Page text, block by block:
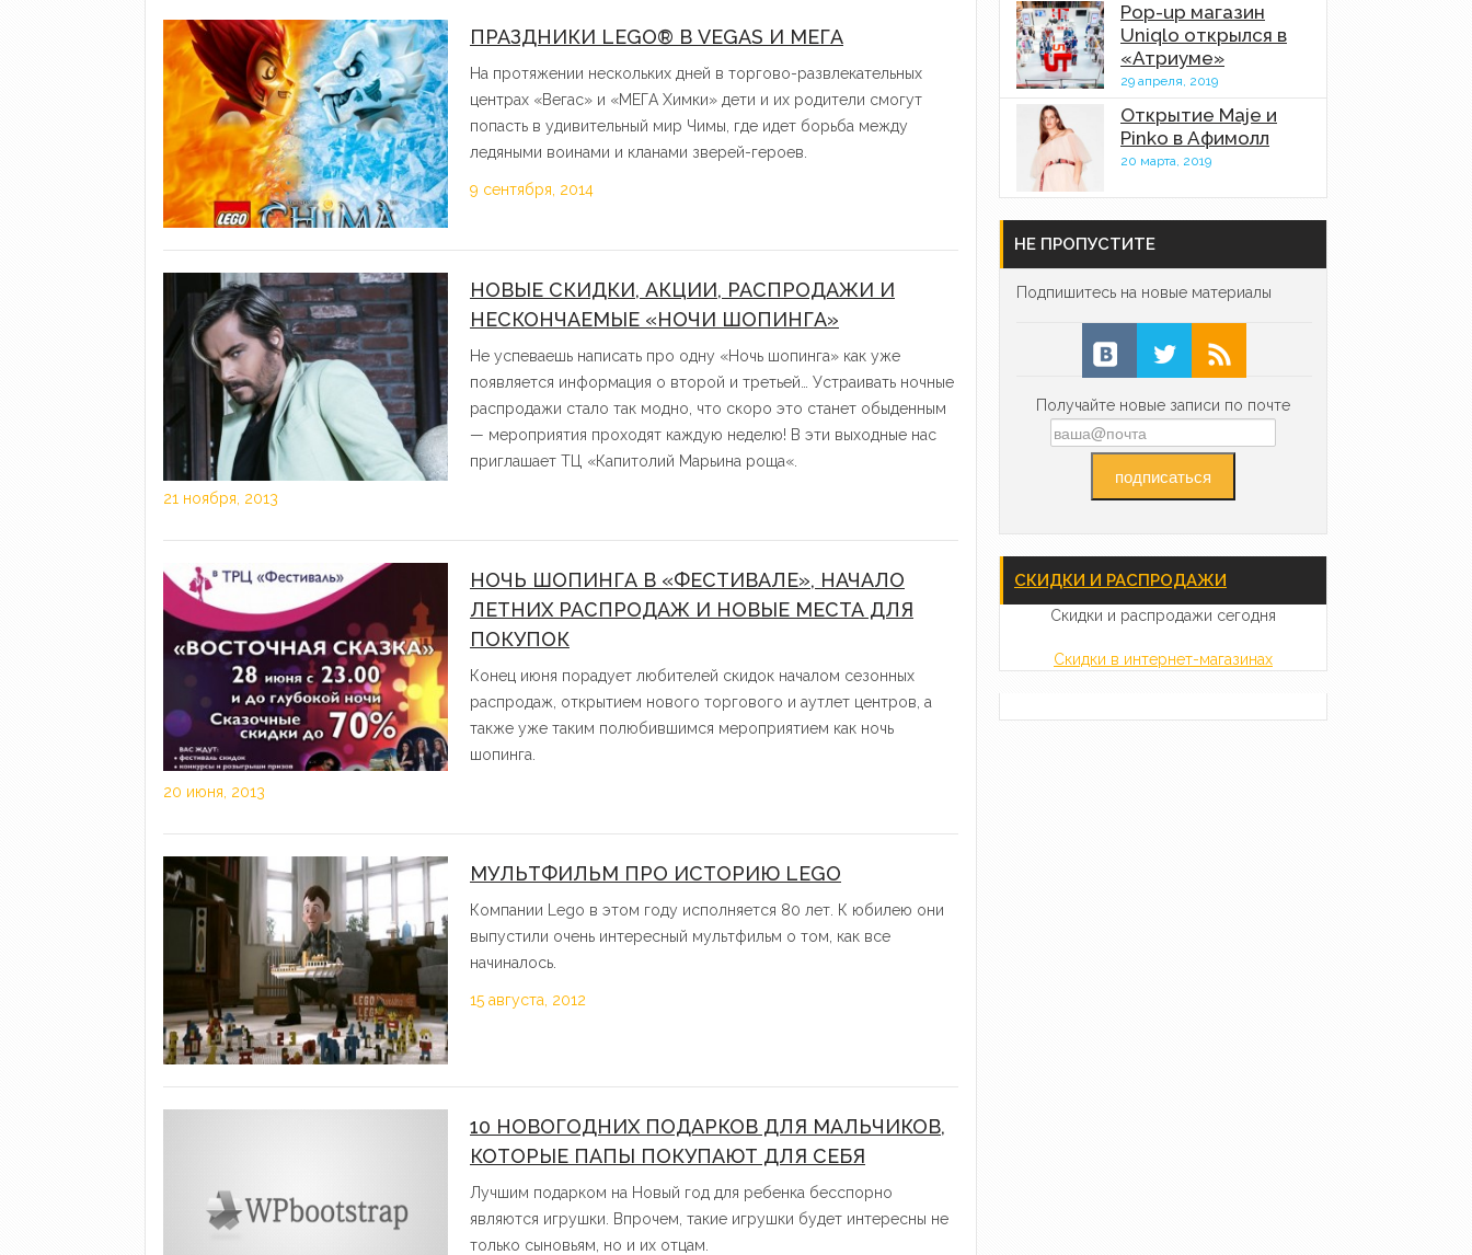
ПРАЗДНИКИ LEGO® В VEGAS И МЕГА
На протяжении нескольких дней в торгово-развлекательных
центрах «Вегас» и «МЕГА Химки» дети и их родители смогут
попасть в удивительный мир Чимы, где идет борьба между
ледяными воинами и кланами зверей-героев.
9 сентября, 2014
НОВЫЕ СКИДКИ, АКЦИИ, РАСПРОДАЖИ И
НЕСКОНЧАЕМЫЕ «НОЧИ ШОПИНГА»
Не успеваешь написать про одну «Ночь шопинга» как уже
появляется информация о второй и третьей… Устраивать ночные
распродажи стало так модно, что скоро это станет обыденным
— мероприятия проходят каждую неделю! В эти выходные нас
приглашает ТЦ «Капитолий Марьина роща«.
21 ноября, 2013
НОЧЬ ШОПИНГА В «ФЕСТИВАЛЕ», НАЧАЛО
ЛЕТНИХ РАСПРОДАЖ И НОВЫЕ МЕСТА ДЛЯ
ПОКУПОК
Конец июня порадует любителей скидок началом сезонных
распродаж, открытием нового торгового и аутлет центров, а
также уже таким полюбившимся мероприятием как ночь
шопинга.
20 июня, 2013
МУЛЬТФИЛЬМ ПРО ИСТОРИЮ LEGO
Компании Lego в этом году исполняется 80 лет. К юбилею они
выпустили очень интересный мультфильм о том, как все
начиналось.
15 августа, 2012
10 НОВОГОДНИХ ПОДАРКОВ ДЛЯ МАЛЬЧИКОВ,
КОТОРЫЕ ПАПЫ ПОКУПАЮТ ДЛЯ СЕБЯ
Лучшим подарком на Новый год для ребенка бесспорно
являются игрушки. Впрочем, такие игрушки будет интересны не
только сыновьям, но и их отцам.
Pop-up магазин
Uniqlo открылся в
«Атриуме»
29 апреля, 2019
Открытие Maje и
Pinko в Афимолл
20 марта, 2019
НЕ ПРОПУСТИТЕ
Подпишитесь на новые материалы
Получайте новые записи по почте
СКИДКИ И РАСПРОДАЖИ
Скидки и распродажи сегодня
Скидки в интернет-магазинах